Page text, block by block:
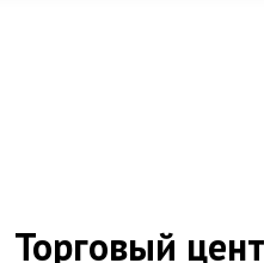
Торговый